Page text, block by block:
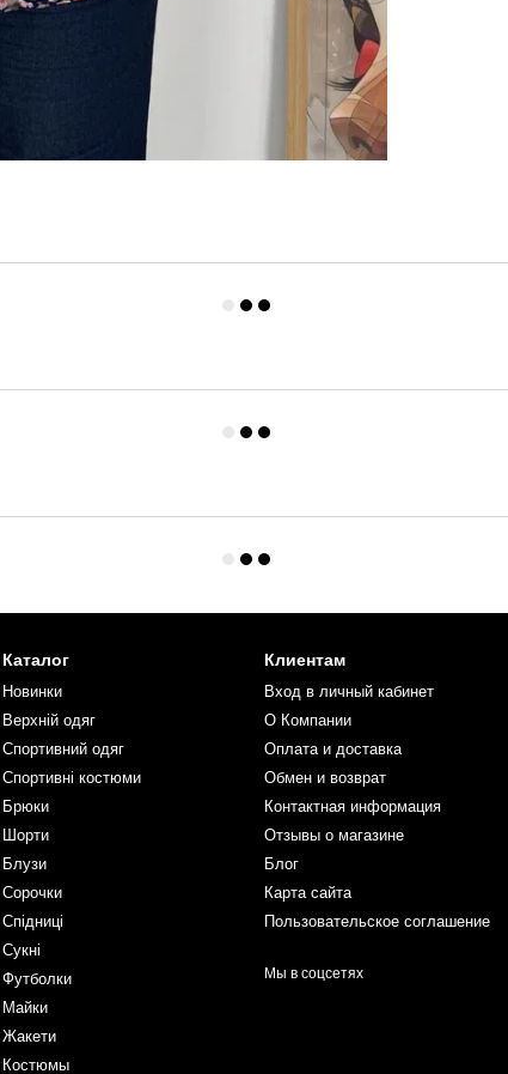
Каталог
Новинки
Верхній одяг
Спортивний одяг
Спортивні костюми
Брюки
Шорти
Блузи
Сорочки
Спідниці
Сукні
Футболки
Майки
Жакети
Костюмы
Клиентам
Вход в личный кабинет
О Компании
Оплата и доставка
Обмен и возврат
Контактная информация
Отзывы о магазине
Блог
Карта сайта
Пользовательское соглашение
Мы в соцсетях